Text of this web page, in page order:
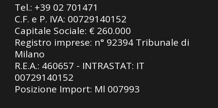
Tel.: +39 02 701471
C.F. e P. IVA: 00729140152
Capitale Sociale: € 260.000
Registro imprese: n° 92394 Tribunale di
Milano
R.E.A.: 460657 - INTRASTAT: IT
00729140152
Posizione Import: Ml 007993